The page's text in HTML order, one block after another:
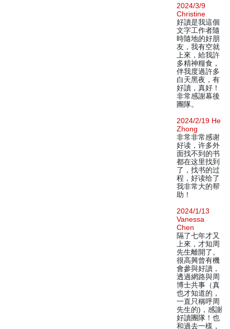
2024/3/9
Christine
好讀是我這個
文字工作者隨
時隨地的好朋
友，我有空就
上來，給我許
多精神糧食，
伴我度過許多
白天黑夜，有
好讀，真好！
非常感謝幕後
團隊。
2024/2/19 He
Zhong
非常非常感谢
好读，许多外
面找不到的书
都在这里找到
了，找书的过
程，好读给了
我非常大的帮
助！
2024/1/13
Vanessa
Chen
隔了七年才又
上來，才知周
先生離開了。
很高興曾有機
會參與好讀，
透過網路與周
博士共事（真
也才知道的，
一直只稱呼周
先生的)，感謝
好讀團隊！也
和過去一樣，